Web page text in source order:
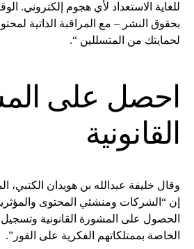
للغاية الاستعداد لأي هجوم إلكتروني.
بحقوق النشر – مع المراقبة الذاتية
لحمايتك من المتسللين “.
احصل على
القانونية
وقال خليفة عبدالله بن هويدان الكتبي،
إن “الشركات ومنشئي المحتوى
الحصول على المشورة القانونية
الخاصة بممتلكاتهم الفكرية على الفور”.